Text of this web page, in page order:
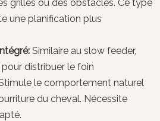
grilles ou des obstacles. Ce type
une planification plus
Similaire au slow feeder,
distribuer le foin
le comportement naturel
du cheval. Nécessite